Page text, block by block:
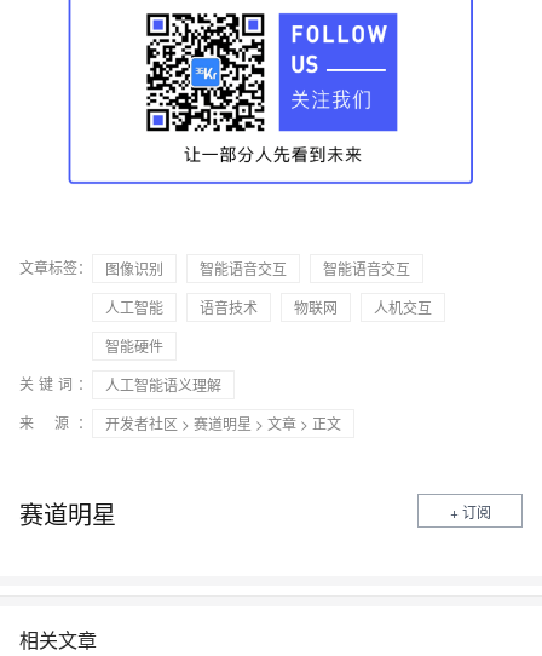
文章标签： 图像识别 智能语音交互
智能语音交互
人工智能
语音技术 物联网
人机交互
智能硬件
关键词：
人工智能语义理解
来 源：
开发者社区 > 赛道明星 > 文章 > 正文
赛道明星 + 订阅
相关文章